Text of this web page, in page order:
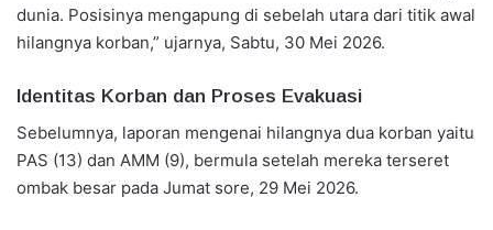
dunia. Posisinya mengapung di sebelah utara dari titik awal
hilangnya korban,” ujarnya, Sabtu, 30 Mei 2026.
Identitas Korban dan Proses Evakuasi
Sebelumnya, laporan mengenai hilangnya dua korban yaitu
PAS (13) dan AMM (9), bermula setelah mereka terseret
ombak besar pada Jumat sore, 29 Mei 2026.